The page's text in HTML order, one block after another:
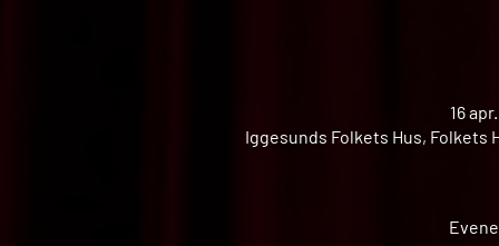
16
Iggesunds Folkets Hus, Folkets